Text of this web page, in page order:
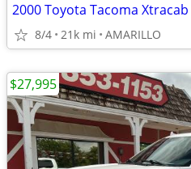
2000 Toyota Tacoma Xtracab
8/4 21k mi AMARILLO
$27,995